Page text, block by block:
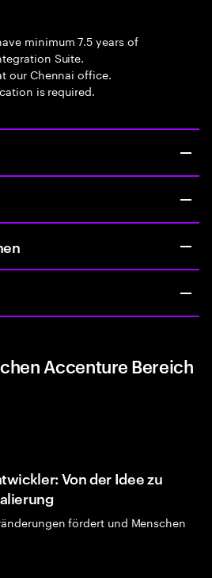
minimum 7.5 years of
Suite.
our Chennai office.
is required.
Accenture Bereich
Von der Idee zu
fördert und Menschen